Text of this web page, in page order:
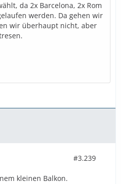
da 2x Barcelona, 2x Rom
werden. Da gehen wir
wir überhaupt nicht, aber
#3.239
kleinen Balkon.